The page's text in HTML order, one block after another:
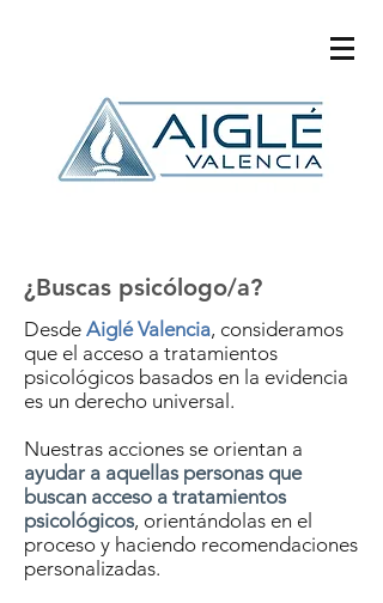
¿Buscas psicólogo/a?
Desde Aiglé Valencia, consideramos
que el acceso a tratamientos
psicológicos basados en la evidencia
es un derecho universal.
Nuestras acciones se orientan a
ayudar a aquellas personas que
buscan acceso a tratamientos
psicológicos, orientándolas en el
proceso y haciendo recomendaciones
personalizadas.